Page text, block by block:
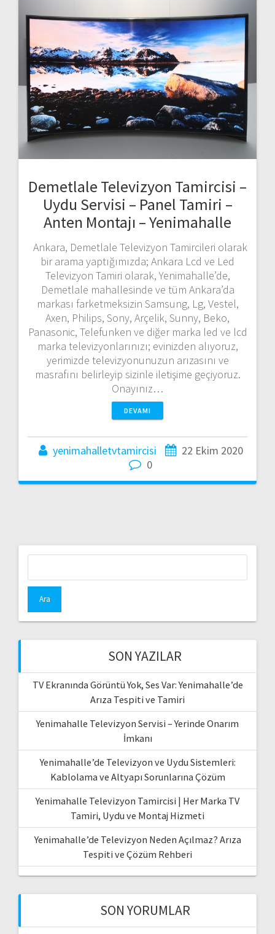
Demetlale Televizyon Tamircisi –
Uydu Servisi – Panel Tamiri –
Anten Montajı – Yenimahalle
Ankara, Demetlale Televizyon Tamircileri olarak
bir arama yaptığımızda; Ankara Lcd ve Led
Televizyon Tamiri olarak, Yenimahalle’de,
Demetlale mahallesinde ve tüm Ankara’da
markası farketmeksizin Samsung, Lg, Vestel,
Axen, Philips, Sony, Arçelik, Sunny, Beko,
Panasonic, Telefunken ve diğer marka led ve lcd
marka televizyonlarınızı; evinizden alıyoruz,
yerimizde televizyonunuzun arızasını ve
masrafını belirleyip sizinle iletişime geçiyoruz.
Onayınız…
DEVAMI
yenimahalletvtamircisi
22 Ekim 2020
0
SON YAZILAR
TV Ekranında Görüntü Yok, Ses Var: Yenimahalle’de
Arıza Tespiti ve Tamiri
Yenimahalle Televizyon Servisi – Yerinde Onarım
İmkanı
Yenimahalle’de Televizyon ve Uydu Sistemleri:
Kablolama ve Altyapı Sorunlarına Çözüm
Yenimahalle Televizyon Tamircisi | Her Marka TV
Tamiri, Uydu ve Montaj Hizmeti
Yenimahalle’de Televizyon Neden Açılmaz? Arıza
Tespiti ve Çözüm Rehberi
SON YORUMLAR